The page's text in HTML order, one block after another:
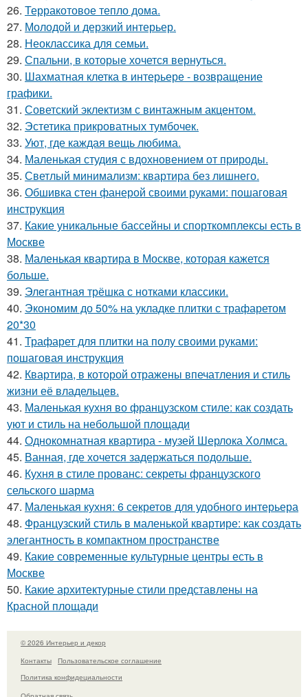
26. Терракотовое тепло дома.
27. Молодой и дерзкий интерьер.
28. Неоклассика для семьи.
29. Спальни, в которые хочется вернуться.
30. Шахматная клетка в интерьере - возвращение
графики.
31. Советский эклектизм с винтажным акцентом.
32. Эстетика прикроватных тумбочек.
33. Уют, где каждая вещь любима.
34. Маленькая студия с вдохновением от природы.
35. Светлый минимализм: квартира без лишнего.
36. Обшивка стен фанерой своими руками: пошаговая
инструкция
37. Какие уникальные бассейны и спорткомплексы есть в
Москве
38. Маленькая квартира в Москве, которая кажется
больше.
39. Элегантная трёшка с нотками классики.
40. Экономим до 50% на укладке плитки с трафаретом
20*30
41. Трафарет для плитки на полу своими руками:
пошаговая инструкция
42. Квартира, в которой отражены впечатления и стиль
жизни её владельцев.
43. Маленькая кухня во французском стиле: как создать
уют и стиль на небольшой площади
44. Однокомнатная квартира - музей Шерлока Холмса.
45. Ванная, где хочется задержаться подольше.
46. Кухня в стиле прованс: секреты французского
сельского шарма
47. Маленькая кухня: 6 секретов для удобного интерьера
48. Французский стиль в маленькой квартире: как создать
элегантность в компактном пространстве
49. Какие современные культурные центры есть в
Москве
50. Какие архитектурные стили представлены на
Красной площади
© 2026 Интерьер и декор
Контакты
Пользовательское соглашение
Политика конфидециальности